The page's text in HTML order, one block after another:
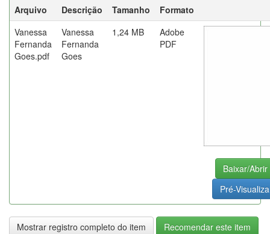
Arquivo
Descrição Tamanho
Formato
Vanessa
Fernanda
Goes.pdf
Vanessa
Fernanda
Goes
1,24 MB
Adobe
PDF
Baixar/Abrir
Pré-
Mostrar registro completo do item
Recomendar este item